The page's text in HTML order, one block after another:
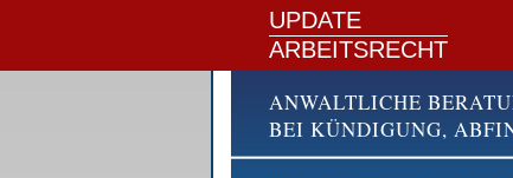
UPDATE
ARBEITSRECHT
ANWALTLICHE
BEI KÜNDIGUNG,